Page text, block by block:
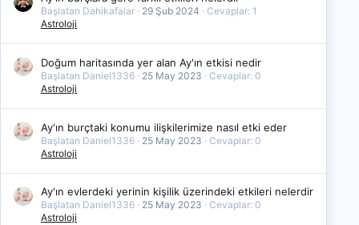
Başlatan Dahikafalar 29 Şub 2024
Cevaplar: 1
Astroloji
Doğum haritasında yer alan Ay'ın etkisi nedir
Başlatan Daniel1336 25 May 2023
Cevaplar: 0
Astroloji
Ay'ın burçtaki konumu ilişkilerimize nasıl etki eder
Başlatan Daniel1336 25 May 2023
Cevaplar: 0
Astroloji
Ay'ın evlerdeki yerinin kişilik üzerindeki etkileri nelerdir
Başlatan Daniel1336 25 May 2023
Cevaplar: 0
Astroloji